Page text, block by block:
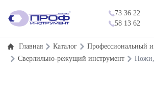
73 36 22
58 13 62
Главная Каталог
Профессиональный
Сверлильно-режущий инструмент